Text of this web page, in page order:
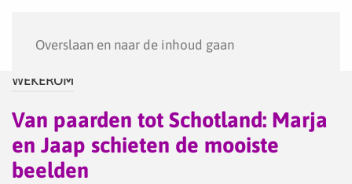
Overslaan en naar de inhoud gaan
WEKEROM
Van paarden tot Schotland: Marja
en Jaap schieten de mooiste
beelden